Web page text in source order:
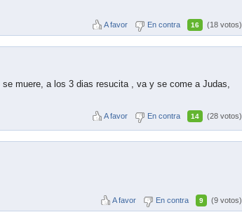
A favor En contra 16 (18 votos)
muere, a los 3 dias resucita , va y se come a Judas,
A favor En contra 14 (28 votos)
A favor En contra 9 (9 votos)